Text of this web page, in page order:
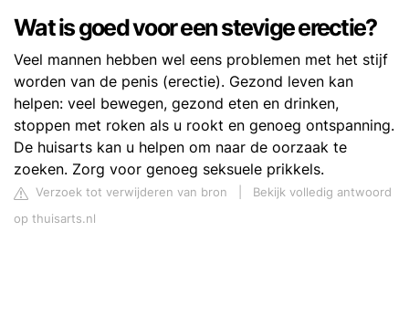
Wat is goed voor een stevige erectie?
Veel mannen hebben wel eens problemen met het stijf
worden van de penis (erectie). Gezond leven kan
helpen: veel bewegen, gezond eten en drinken,
stoppen met roken als u rookt en genoeg ontspanning.
De huisarts kan u helpen om naar de oorzaak te
zoeken. Zorg voor genoeg seksuele prikkels.
Verzoek tot verwijderen van bron
Bekijk volledig antwoord
op thuisarts.nl